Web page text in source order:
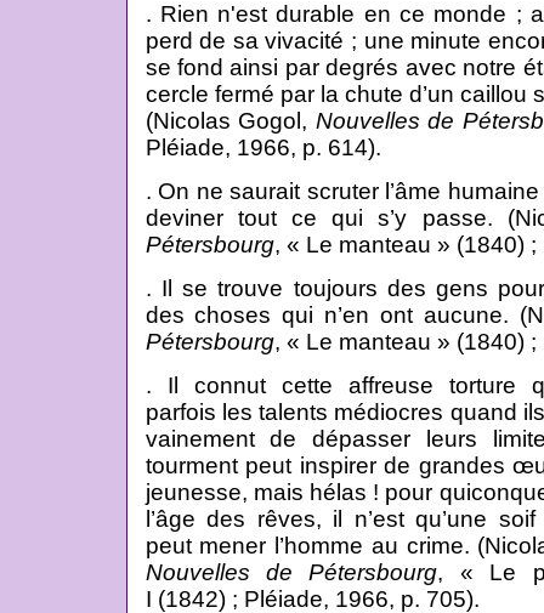
. Rien n'est durable en ce monde ;
perd de sa vivacité ; une minute
se fond ainsi par degrés avec notre
cercle fermé par la chute d’un caillou
(Nicolas Gogol, Nouvelles de
Pléiade, 1966, p. 614).
. On ne saurait scruter l’âme
deviner tout ce qui s’y passe.
Pétersbourg, « Le manteau » (1840)
. Il se trouve toujours des gens
des choses qui n’en ont aucune.
Pétersbourg, « Le manteau » (1840)
. Il connut cette affreuse torture
parfois les talents médiocres quand
vainement de dépasser leurs
tourment peut inspirer de grandes
jeunesse, mais hélas ! pour
l’âge des rêves, il n’est qu’une
peut mener l’homme au crime.
Nouvelles de Pétersbourg, « Le
I (1842) ; Pléiade, 1966, p. 705).